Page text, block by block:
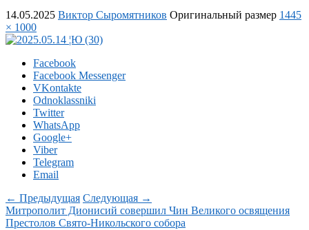
14.05.2025 Виктор Сыромятников Оригинальный размер 1445
× 1000
Facebook
Facebook Messenger
VKontakte
Odnoklassniki
Twitter
WhatsApp
Google+
Viber
Telegram
Email
← Предыдущая Следующая →
Митрополит Дионисий совершил Чин Великого освящения
Престолов Свято-Никольского собора